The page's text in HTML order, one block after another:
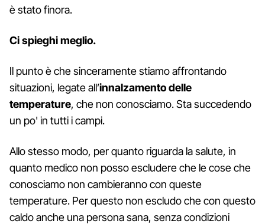
è stato finora.
Ci spieghi meglio.
Il punto è che sinceramente stiamo affrontando
situazioni, legate all’innalzamento delle
temperature, che non conosciamo. Sta succedendo
un po' in tutti i campi.
Allo stesso modo, per quanto riguarda la salute, in
quanto medico non posso escludere che le cose che
conosciamo non cambieranno con queste
temperature. Per questo non escludo che con questo
caldo anche una persona sana, senza condizioni